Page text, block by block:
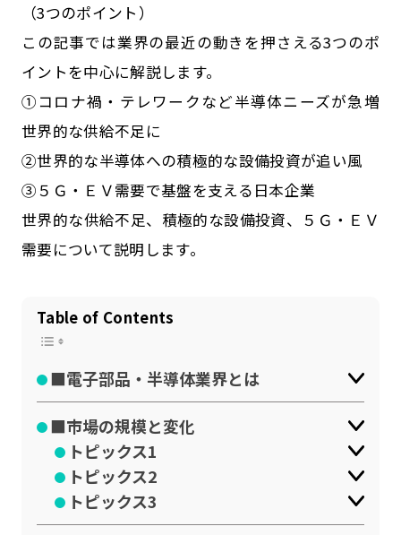
インタツアー活用法
サイトマップ
公式SNSはこちら
（3つのポイント）
この記事では業界の最近の動きを押さえる3つのポ
イントを中心に解説します。
①コロナ禍・テレワークなど半導体ニーズが急増
世界的な供給不足に
②世界的な半導体への積極的な設備投資が追い風
③５Ｇ・ＥＶ需要で基盤を支える日本企業
世界的な供給不足、積極的な設備投資、５Ｇ・ＥＶ
需要について説明します。
Table of Contents
■電子部品・半導体業界とは
■市場の規模と変化
トピックス1
トピックス2
トピックス3